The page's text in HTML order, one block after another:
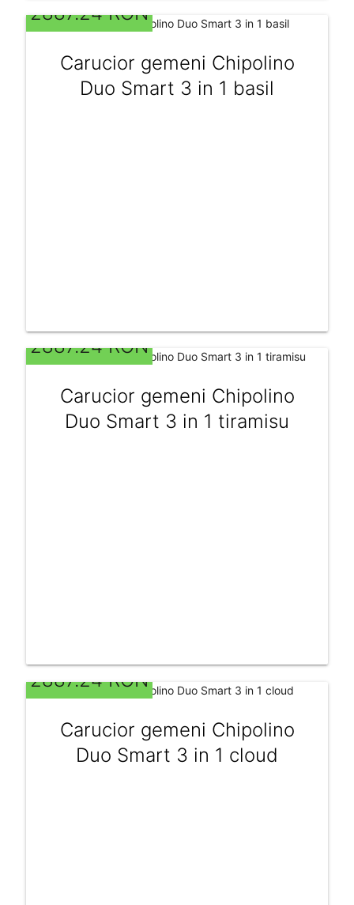
2887.24 RON
Carucior gemeni Chipolino
Duo Smart 3 in 1 basil
2887.24 RON
Carucior gemeni Chipolino
Duo Smart 3 in 1 tiramisu
2887.24 RON
Carucior gemeni Chipolino
Duo Smart 3 in 1 cloud